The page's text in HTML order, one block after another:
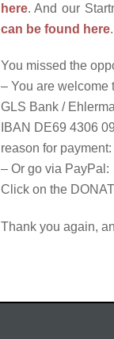
here. And our
can be found here.
You missed the
– You are welcome
GLS Bank /
IBAN DE69 4306
reason for
– Or go via PayPal:
Click on the
Thank you again,